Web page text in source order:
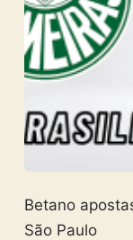
Betano
São Paulo